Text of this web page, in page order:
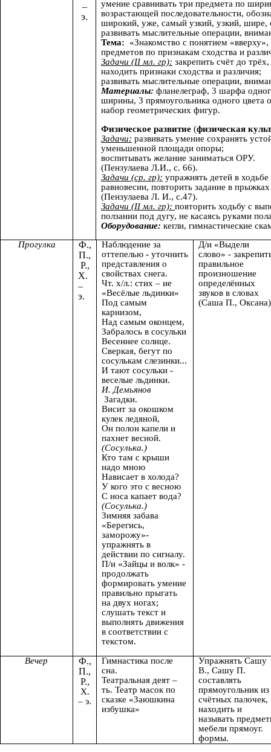
–
э.
умение сравнивать три предмета по
возрастающей последовательности,
широкий, уже, самый узкий, узкий,
развивать мыслительные операции,
Тема:
«Знакомство с понятием
предметов по признакам сходства и
Задачи (II мл. гр): закрепить счёт до
находить признаки сходства и различия;
развивать мыслительные операции,
Материалы: фланелеграф, 3 шарфа
ширины, 3 прямоугольника одного
набор геометрических фигур.
Физическое развитие (физическая
Задачи: развивать умение сохранять
уменьшенной площади опоры;
воспитывать желание заниматься ОРУ.
(Пензулаева Л.И., с. 66).
Задачи (ср. гр): упражнять детей в
равновесии, повторить задание в прыжках
(Пензулаева Л. И., с.47).
Задачи (II мл. гр): повторить ходьбу с
ползании под дугу, не касаясь руками
Оборудование: кегли, гимнастические
Прогулка
Ф.,
П.,
Р.,
Х.
–
э.
Наблюдение за
оттепелью - уточнить
представления о
свойствах снега.
Чт. х/л.: стих – ие
«Весёлые льдинки»
Под самым
карнизом,
Над самым оконцем,
Забралось в сосульки
Весеннее солнце.
Сверкая, бегут по
сосулькам слезинки...
И тают сосульки -
веселые льдинки.
И. Демьянов
Загадки.
Висит за окошком
кулек ледяной,
Он полон капели и
пахнет весной.
(Сосулька.)
Кто там с крыши
надо мною
Нависает в холода?
У кого это с весною
С носа капает вода?
(Сосулька.)
Зимняя забава
«Берегись,
заморожу»-
упражнять в
действии по сигналу.
П/и «Зайцы и волк» -
продолжать
формировать умение
правильно прыгать
на двух ногах;
слушать текст и
выполнять движения
в соответствии с
текстом.
Д/и «Выдели
слово» -
правильное
произношение
определённых
звуков в словах
(Саша П.,
Вечер
Ф.,
П.,
Р.,
Х.
– э.
Гимнастика после
сна.
Театральная деят –
ть. Театр масок по
сказке «Заюшкина
избушка»
Упражнять Сашу
В., Сашу П.
составлять
прямоугольник из
счётных палочек,
находить и
называть
мебели прямоуг.
формы.